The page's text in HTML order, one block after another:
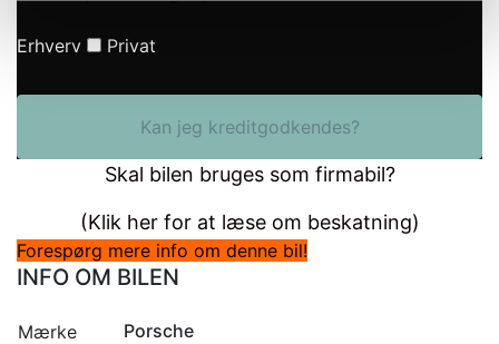
Erhverv Privat
Kan jeg kreditgodkendes?
Skal bilen bruges som firmabil?
(Klik her for at læse om beskatning)
Forespørg mere info om denne bil!
INFO OM BILEN
Mærke
Porsche